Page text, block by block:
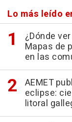
Lo más leído
¿Dónde
Mapas de
en las
AEMET
eclipse:
litoral